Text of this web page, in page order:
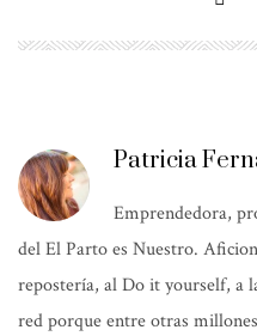
Patricia
Emprendedora,
del El Parto es Nuestro.
repostería, al Do it yourself, a
red porque entre otras